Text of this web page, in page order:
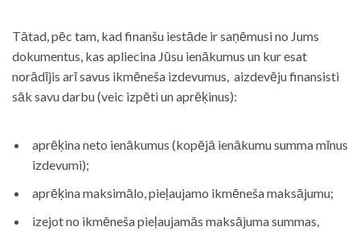
Tātad, pēc tam, kad finanšu iestāde ir saņēmusi no Jums
dokumentus, kas apliecina Jūsu ienākumus un kur esat
norādījis arī savus ikmēneša izdevumus, aizdevēju finansisti
sāk savu darbu (veic izpēti un aprēķinus):
aprēķina neto ienākumus (kopējā ienākumu summa mīnus
izdevumi);
aprēķina maksimālo, pieļaujamo ikmēneša maksājumu;
izejot no ikmēneša pieļaujamās maksājuma summas,